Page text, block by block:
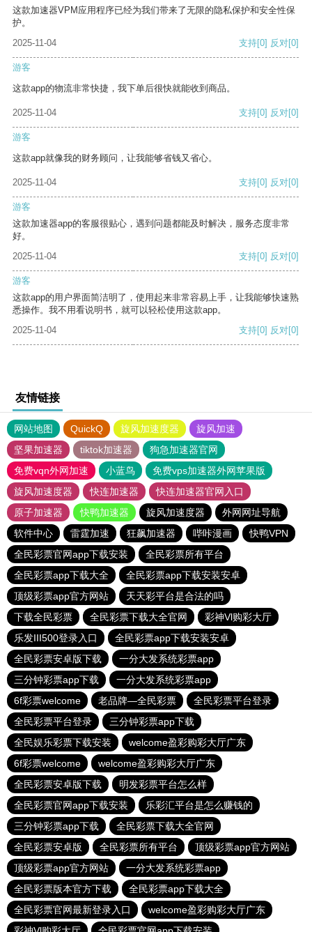
这款加速器VPM应用程序已经为我们带来了无限的隐私保护和安全性保
护。
2025-11-04
支持[0] 反对[0]
游客
这款app的物流非常快捷，我下单后很快就能收到商品。
2025-11-04 支持[0] 反对[0]
游客
这款app就像我的财务顾问，让我能够省钱又省心。
2025-11-04 支持[0] 反对[0]
游客
这款加速器app的客服很贴心，遇到问题都能及时解决，服务态度非常
好。
2025-11-04
支持[0] 反对[0]
游客
这款app的用户界面简洁明了，使用起来非常容易上手，让我能够快速熟
悉操作。我不用看说明书，就可以轻松使用这款app。
2025-11-04
支持[0] 反对[0]
友情链接
网站地图 QuickQ 旋风加速度器
旋风加速
坚果加速器
tiktok加速器
狗急加速器官网
免费vqn外网加速
小蓝鸟
免费vps加速器外网苹果版
旋风加速度器
快连加速器
快连加速器官网入口
原子加速器
快鸭加速器 旋风加速度器
外网网址导航
软件中心
雷霆加速 狂飙加速器 哔咔漫画
快鸭VPN
全民彩票官网app下载安装
全民彩票所有平台
全民彩票app下载大全
全民彩票app下载安装安卓
顶级彩票app官方网站
天天彩平台是合法的吗
下载全民彩票
全民彩票下载大全官网
彩神Vl购彩大厅
乐发III500登录入口
全民彩票app下载安装安卓
全民彩票安卓版下载
一分大发系统彩票app
三分钟彩票app下载
一分大发系统彩票app
6f彩票welcome
老品牌—全民彩票
全民彩票平台登录
全民彩票平台登录
三分钟彩票app下载
全民娱乐彩票下载安装
welcome盈彩购彩大厅广东
6f彩票welcome
welcome盈彩购彩大厅广东
全民彩票安卓版下载
明发彩票平台怎么样
全民彩票官网app下载安装
乐彩汇平台是怎么赚钱的
三分钟彩票app下载
全民彩票下载大全官网
全民彩票安卓版
全民彩票所有平台
顶级彩票app官方网站
顶级彩票app官方网站
一分大发系统彩票app
全民彩票版本官方下载
全民彩票app下载大全
全民彩票官网最新登录入口
welcome盈彩购彩大厅广东